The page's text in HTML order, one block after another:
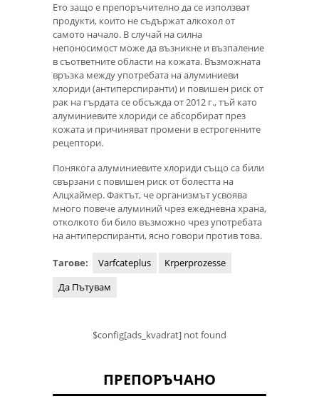
Ето защо е препоръчително да се използват
продукти, които не съдържат алкохол от
самото начало. В случай на силна
непоносимост може да възникне и възпаление
в съответните области на кожата. Възможната
връзка между употребата на алуминиеви
хлориди (антиперспиранти) и повишен риск от
рак на гърдата се обсъжда от 2012 г., тъй като
алуминиевите хлориди се абсорбират през
кожата и причиняват промени в естрогенните
рецептори.
Понякога алуминиевите хлориди също са били
свързани с повишен риск от болестта на
Алцхаймер. Фактът, че организмът усвоява
много повече алуминий чрез ежедневна храна,
отколкото би било възможно чрез употребата
на антиперспиранти, ясно говори против това.
Тагове: Varfcateplus
Krperprozesse
Да Пътувам
$config[ads_kvadrat] not found
ПРЕПОРЪЧАНО